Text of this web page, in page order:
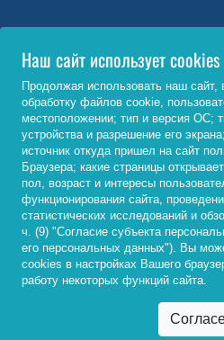
Министерство науки и
http://www.minobrnauki.gov.ru/
Министерство просвещения
https://edu.gov.ru/
Федеральный портал
http://www.edu.ru/
© 2026, ФГБОУ ВО
Наш сайт использует cookies
Продолжая использовать наш сайт,
обработку файлов cookie,
местоположении; тип и версия ОС;
устройства и разрешение его
источник откуда пришел на сайт
Браузера; какие страницы
пол, возраст и интересы
функционирования сайта,
статистических исследований и
ч. (9) "Согласие субъекта
его персональных данных"). Вы
cookies в настройках Вашего
работу некоторых функций сайта.